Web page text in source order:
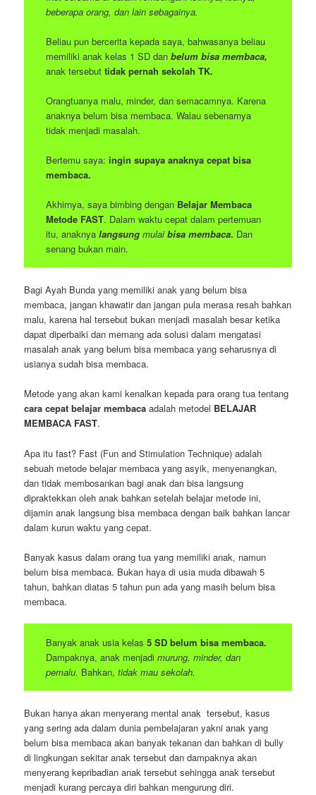
beberapa orang, dan lain sebagainya.
Beliau pun bercerita kepada saya, bahwasanya beliau
memiliki anak kelas 1 SD dan belum bisa membaca,
anak tersebut tidak pernah sekolah TK.
Orangtuanya malu, minder, dan semacamnya. Karena
anaknya belum bisa membaca. Walau sebenarnya
tidak menjadi masalah.
Bertemu saya: ingin supaya anaknya cepat bisa
membaca.
Akhirnya, saya bimbing dengan Belajar Membaca
Metode FAST. Dalam waktu cepat dalam pertemuan
itu, anaknya langsungmulaibisa membaca. Dan
senang bukan main.
Bagi Ayah Bunda yang memiliki anak yang belum bisa
membaca, jangan khawatir dan jangan pula merasa resah bahkan
malu, karena hal tersebut bukan menjadi masalah besar ketika
dapat diperbaiki dan memang ada solusi dalam mengatasi
masalah anak yang belum bisa membaca yang seharusnya di
usianya sudah bisa membaca.
Metode yang akan kami kenalkan kepada para orang tua tentang
cara cepat belajar membaca adalah metodel BELAJAR
MEMBACA FAST.
Apa itu fast? Fast (Fun and Stimulation Technique) adalah
sebuah metode belajar membaca yang asyik, menyenangkan,
dan tidak membosankan bagi anak dan bisa langsung
dipraktekkan oleh anak bahkan setelah belajar metode ini,
dijamin anak langsung bisa membaca dengan baik bahkan lancar
dalam kurun waktu yang cepat.
Banyak kasus dalam orang tua yang memiliki anak, namun
belum bisa membaca. Bukan haya di usia muda dibawah 5
tahun, bahkan diatas 5 tahun pun ada yang masih belum bisa
membaca.
Banyak anak usia kelas 5 SD belum bisa membaca.
Dampaknya, anak menjadi murung, minder, dan
pemalu. Bahkan, tidak mau sekolah.
Bukan hanya akan menyerang mental anak tersebut, kasus
yang sering ada dalam dunia pembelajaran yakni anak yang
belum bisa membaca akan banyak tekanan dan bahkan di bully
di lingkungan sekitar anak tersebut dan dampaknya akan
menyerang kepribadian anak tersebut sehingga anak tersebut
menjadi kurang percaya diri bahkan mengurung diri.